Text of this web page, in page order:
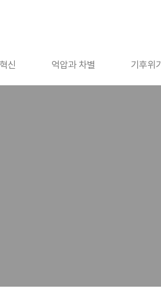
신 억압과 차별 기후위기